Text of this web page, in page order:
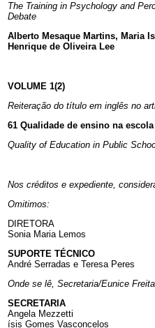
The Training in Psychology and
Debate
Alberto Mesaque Martins, Maria
Henrique de Oliveira Lee
VOLUME 1(2)
Reiteração do título em inglês no
61 Qualidade de ensino na
Quality of Education in Public
Nos créditos e expediente,
Omitimos:
DIRETORA
Sonia Maria Lemos
SUPORTE TÉCNICO
André Serradas e Teresa Peres
Onde se lê, Secretaria/Eunice
SECRETARIA
Angela Mezzetti
ísis Gomes Vasconcelos